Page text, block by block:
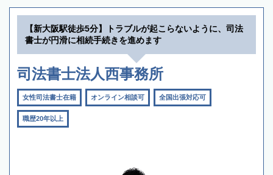
【新大阪駅徒歩5分】トラブルが起こらないように、司法
書士が円滑に相続手続きを進めます
司法書士法人西事務所
女性司法書士在籍 オンライン相談可 全国出張対応可
職歴20年以上